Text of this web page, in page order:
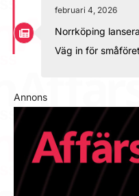
februari 4, 2026
Norrköping
Väg in för
Annons